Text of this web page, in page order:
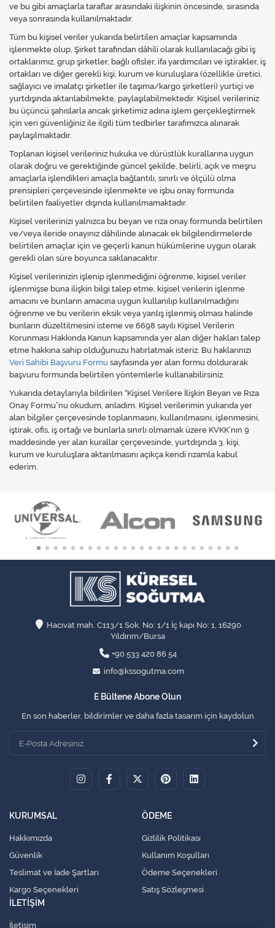
ve bu gibi amaçlarla taraflar arasındaki ilişkinin öncesinde, sırasında
veya sonrasında kullanılmaktadır.
Tüm bu kişisel veriler yukarıda belirtilen amaçlar kapsamında
işlenmekte olup, Şirket tarafından dâhili olarak kullanılacağı gibi iş
ortaklarımız, grup şirketler, bağlı ofisler, ifa yardımcıları ve iştirakler, iş
ortakları ve diğer gerekli kişi, kurum ve kuruluşlara (özellikle üretici,
sağlayıcı ve imalatçı şirketler ile taşıma/kargo şirketleri) yurtiçi ve
yurtdışında aktarılabilmekte, paylaşılabilmektedir. Kişisel verileriniz
bu üçüncü şahıslarla ancak şirketimiz adına işlem gerçekleştirmek
için veri güvenliğiniz ile ilgili tüm tedbirler tarafımızca alınarak
paylaşılmaktadır.
Toplanan kişisel verileriniz hukuka ve dürüstlük kurallarına uygun
olarak doğru ve gerektiğinde güncel şekilde, belirli, açık ve meşru
amaçlarla işlendikleri amaçla bağlantılı, sınırlı ve ölçülü olma
prensipleri çerçevesinde işlenmekte ve işbu onay formunda
belirtilen faaliyetler dışında kullanılmamaktadır.
Kişisel verilerinizi yalnızca bu beyan ve rıza onay formunda belirtilen
ve/veya ileride onayınız dâhilinde alınacak ek bilgilendirmelerde
belirtilen amaçlar için ve geçerli kanun hükümlerine uygun olarak
gerekli olan süre boyunca saklanacaktır.
Kişisel verilerinizin işlenip işlenmediğini öğrenme, kişisel veriler
işlenmişse buna ilişkin bilgi talep etme, kişisel verilerin işlenme
amacını ve bunların amacına uygun kullanılıp kullanılmadığını
öğrenme ve bu verilerin eksik veya yanlış işlenmiş olması halinde
bunların düzeltilmesini isteme ve 6698 sayılı Kişisel Verilerin
Korunması Hakkında Kanun kapsamında yer alan diğer hakları talep
etme hakkına sahip olduğunuzu hatırlatmak isteriz. Bu haklarınızı
Veri Sahibi Başvuru Formu sayfasında yer alan formu doldurarak
başvuru formunda belirtilen yöntemlerle kullanabilirsiniz.
Yukarıda detaylarıyla bildirilen “Kişisel Verilere İlişkin Beyan ve Rıza
Onay Formu”nu okudum, anladım. Kişisel verilerimin yukarıda yer
alan bilgiler çerçevesinde toplanmasını, kullanılmasını, işlenmesini,
iştirak, ofis, iş ortağı ve bunlarla sınırlı olmamak üzere KVKK’nın 9
maddesinde yer alan kurallar çerçevesinde, yurtdışında 3. kişi,
kurum ve kuruluşlara aktarılmasını açıkça kendi rızamla kabul
ederim.
Hacıvat mah. C113/1 Sok. No: 1/1 İç kapı No: 1, 16290
Yıldırım/Bursa
+90 533 420 86 54
info@kssogutma.com
E Bültene Abone Olun
En son haberler, bildirimler ve daha fazla tasarım için kaydolun
KURUMSAL
Hakkımızda
Güvenlik
Teslimat ve İade Şartları
Kargo Seçenekleri
ÖDEME
Gizlilik Politikası
Kullanım Koşulları
Ödeme Seçenekleri
Satış Sözleşmesi
İLETİŞİM
İletişim